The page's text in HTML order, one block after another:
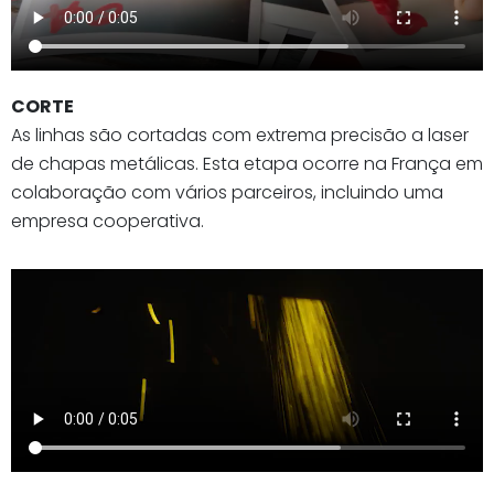
CORTE
As linhas são cortadas com extrema precisão a laser
de chapas metálicas. Esta etapa ocorre na França em
colaboração com vários parceiros, incluindo uma
empresa cooperativa.